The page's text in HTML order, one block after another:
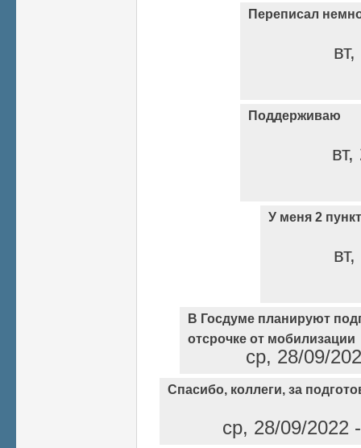
Переписал
Поддерживаю
У меня 2
В Госдуме планируют
отсрочке от мобилизации
ср, 28/09/
Спасибо, коллеги, за
ср, 28/09/